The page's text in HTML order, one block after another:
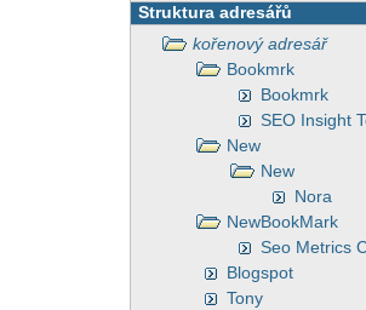
Struktura adresářů
kořenový adresář
Bookmrk
Bookmrk
SEO Insight
New
New
Nora
NewBookMark
Seo Metrics
Blogspot
Tony